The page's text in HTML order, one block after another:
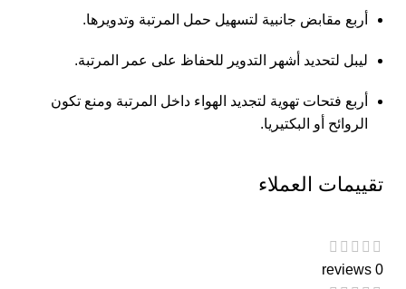
أربع مقابض جانبية لتسهيل حمل المرتبة وتدويرها.
ليبل لتحديد أشهر التدوير للحفاظ على عمر المرتبة.
أربع فتحات تهوية لتجديد الهواء داخل المرتبة ومنع تكون
الروائح أو البكتيريا.
تقييمات العملاء
0 reviews